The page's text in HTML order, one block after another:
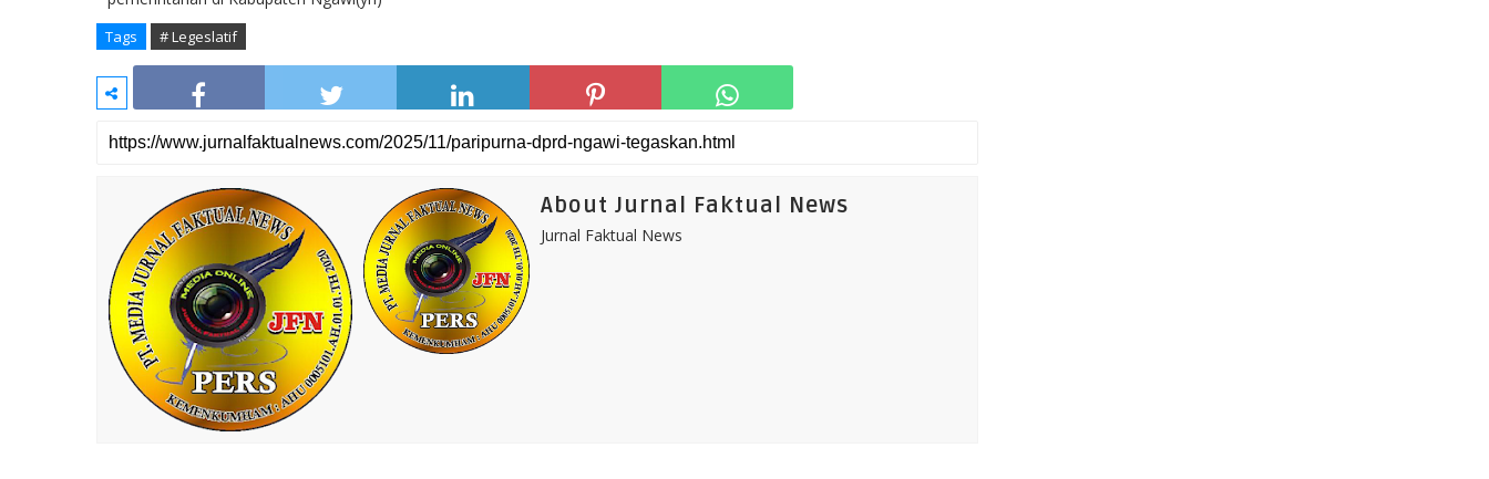
Tags # Legeslatif
About Jurnal Faktual News
Jurnal Faktual News